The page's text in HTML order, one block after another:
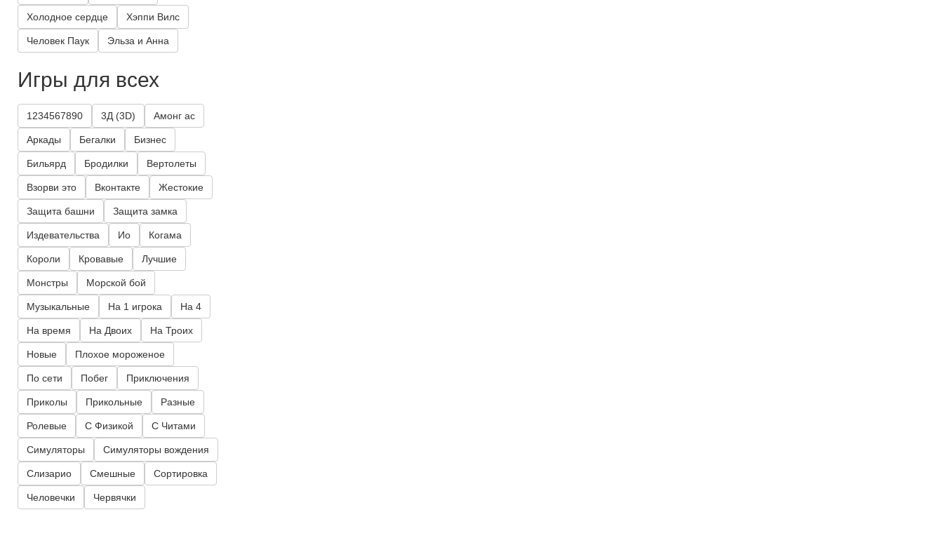
Холодное сердце Хэппи Вилс
Человек Паук Эльза и Анна
Игры для всех
1234567890 3Д (3D) Амонг ас
Аркады Бегалки Бизнес
Бильярд Бродилки Вертолеты
Взорви это Вконтакте Жестокие
Защита башни Защита замка
Издевательства Ио Когама
Короли Кровавые Лучшие
Монстры Морской бой
Музыкальные На 1 игрока На 4
На время На Двоих На Троих
Новые Плохое мороженое
По сети Побег Приключения
Приколы Прикольные Разные
Ролевые С Физикой С Читами
Симуляторы Симуляторы вождения
Слизарио Смешные Сортировка
Человечки Червячки